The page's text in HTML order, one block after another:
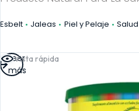
Esbelt Jaleas Piel y Pelaje
Vista rápida
Leer
más